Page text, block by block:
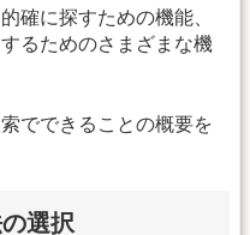
確に探すための機能、
るためのさまざまな機
でできることの概要を
選択